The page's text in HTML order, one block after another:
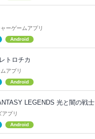
ーゲームアプリ
Android
トロチカ
アプリ
Android
LEGENDS 光と闇の戦士
アプリ
Android